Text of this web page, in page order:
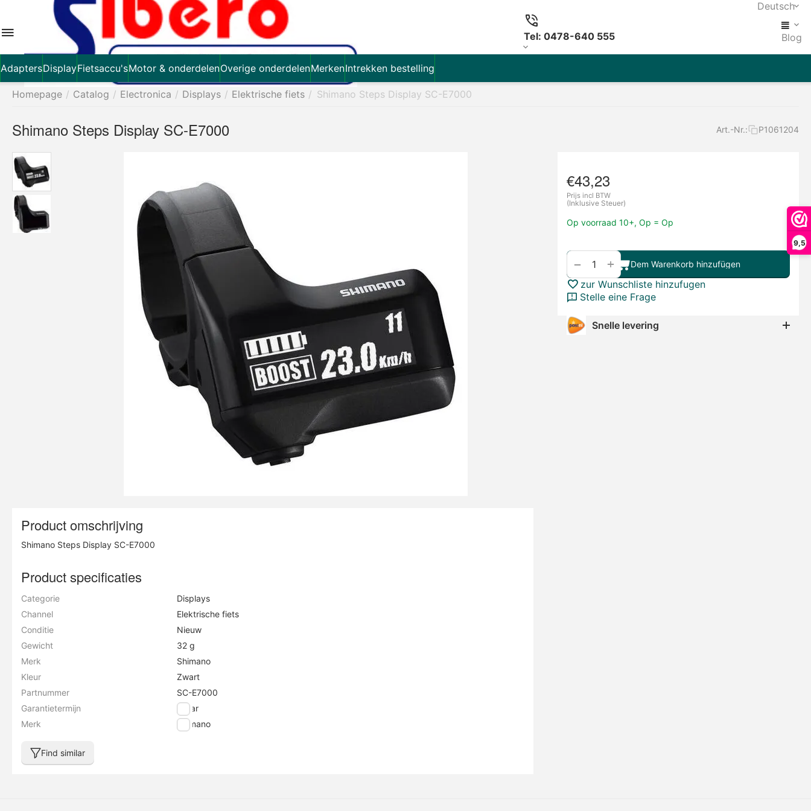
9,5
Deutsch
Tel: 0478-640 555 Blog
AdaptersDisplayFietsaccu'sMotor & onderdelenOverige onderdelenMerkenIntrekken bestelling
Homepage / Catalog / Electronica / Displays / Elektrische fiets / Shimano Steps Display SC-E7000
Shimano Steps Display SC-E7000 Art.-Nr.: P1061204
€43,23
Prijs incl BTW
(Inklusive Steuer)
Op voorraad 10+, Op = Op
+
− Dem Warenkorb hinzufügen
zur Wunschliste hinzufugen
Stelle eine Frage
Snelle levering
Product omschrijving
Shimano Steps Display SC-E7000
Product specificaties
Categorie
Displays
Channel
Elektrische fiets
Conditie
Nieuw
Gewicht
32 g
Merk
Shimano
Kleur
Zwart
Partnummer
SC-E7000
Garantietermijn
2 jaar
Merk
Shimano
Find similar